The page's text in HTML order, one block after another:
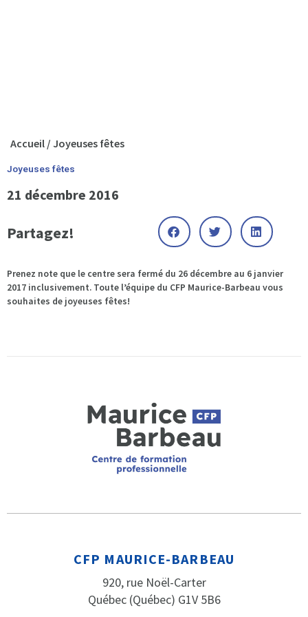
Accueil / Joyeuses fêtes
Joyeuses fêtes
21 décembre 2016
Partagez!
Prenez note que le centre sera fermé du 26 décembre au 6 janvier
2017 inclusivement. Toute l’équipe du CFP Maurice-Barbeau vous
souhaites de joyeuses fêtes!
CFP MAURICE-BARBEAU
920, rue Noël-Carter
Québec (Québec) G1V 5B6